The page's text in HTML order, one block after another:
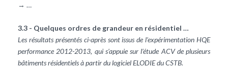
→ …
3.3 - Quelques ordres de grandeur en résidentiel …
Les résultats présentés ci-après sont issus de l’expérimentation HQE
performance 2012-2013, qui s’appuie sur l’étude ACV de plusieurs
bâtiments résidentiels à partir du logiciel ELODIE du CSTB.